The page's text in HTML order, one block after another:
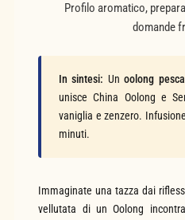
Profilo aromatico,
domande
In sintesi: Unoolong
unisce China Oolong e
vaniglia e zenzero.
minuti.
Immaginate una tazza dai
vellutata di un Oolong